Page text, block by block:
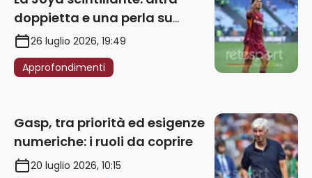
doppietta e una perla su
punizione – VIDEO
26 luglio 2026, 19:49
Approfondimenti
Gasp, tra priorità ed esigenze
numeriche: i ruoli da coprire
20 luglio 2026, 10:15